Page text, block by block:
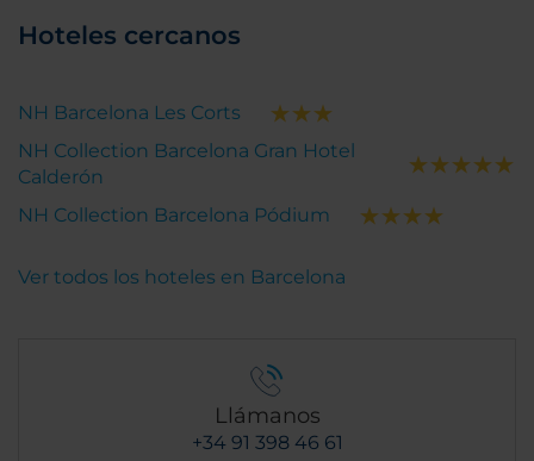
Hoteles cercanos
NH Barcelona Les Corts
NH Collection Barcelona Gran Hotel
Calderón
NH Collection Barcelona Pódium
Ver todos los hoteles en Barcelona
Llámanos
+34 91 398 46 61